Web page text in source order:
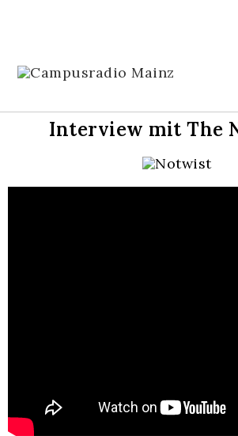
Interview mit The